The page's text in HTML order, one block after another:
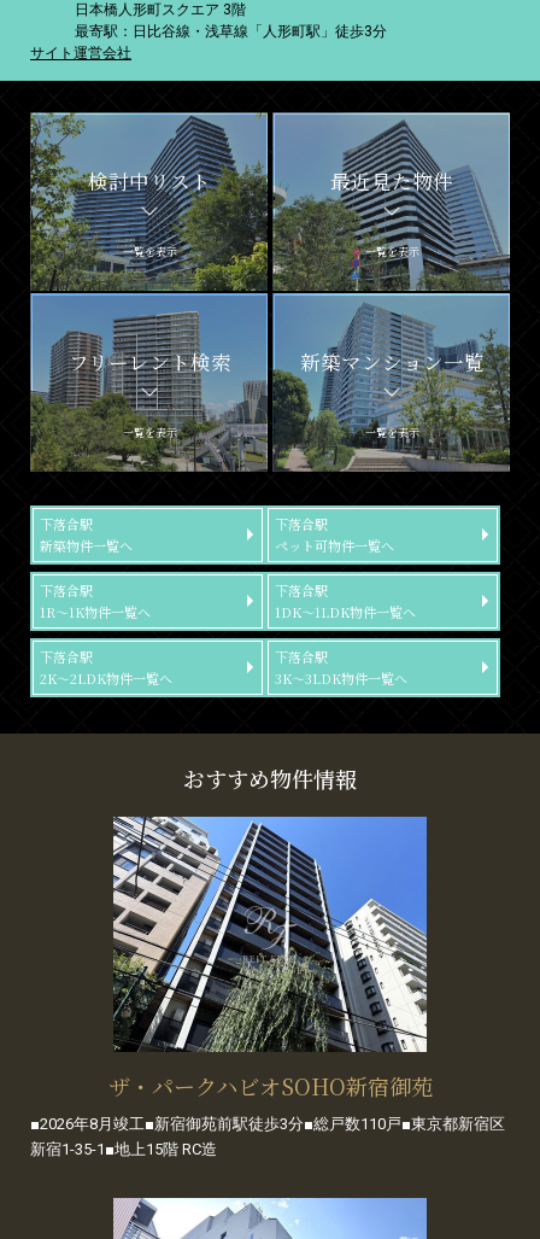
日本橋人形町スクエア 3階
最寄駅：日比谷線・浅草線「人形町駅」徒歩3分
サイト運営会社
検討中リスト
一覧を表示
最近見た物件
一覧を表示
フリーレント検索
一覧を表示
新築マンション一覧
一覧を表示
下落合駅
新築物件一覧へ
下落合駅
ペット可物件一覧へ
下落合駅
1R～1K物件一覧へ
下落合駅
1DK～1LDK物件一覧へ
下落合駅
2K～2LDK物件一覧へ
下落合駅
3K～3LDK物件一覧へ
おすすめ物件情報
ザ・パークハビオSOHO新宿御苑
■2026年8月竣工■新宿御苑前駅徒歩3分■総戸数110戸■東京都新宿区
新宿1-35-1■地上15階 RC造